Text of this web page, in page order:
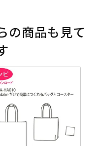
の商品も見て